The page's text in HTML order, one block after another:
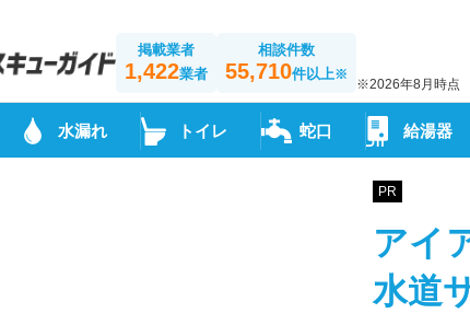
掲載業者
1,422業者
相談件数
55,710件以上※
※2026年8月時点
水漏れ トイレ 蛇口 給湯器
PR
アイ
水道